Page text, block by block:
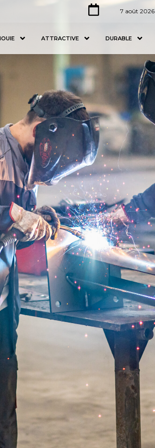
7 août 2026
ATTRACTIVE DURABLE